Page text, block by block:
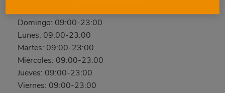
Domingo: 09:00-23:00
Lunes: 09:00-23:00
Martes: 09:00-23:00
Miércoles: 09:00-23:00
Jueves: 09:00-23:00
Viernes: 09:00-23:00